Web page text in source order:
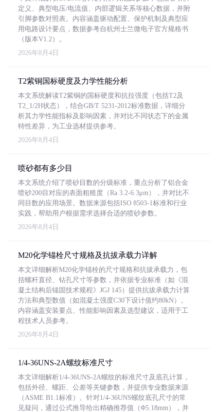
定义、典型电压/电流值、内部逻辑关系等核心数据，并附
引脚参数对照表。内容涵盖驱动配置、保护机制及典型应
用电路设计要点，数据参考自杭州士兰微电子官方规格书
（版本V1.2）。
2026年8月4日
T2紫铜国标硬度及力学性能分析
本文系统解读T2紫铜的国标硬度和抗拉强度（包括T2及
T2_1/2H状态），结合GB/T 5231-2012标准数据，详细分
析其力学性能指标及影响因素，并对比不同状态下的金属
特性差异，为工业选材提供参考。
2026年8月4日
喷砂都有多少目
本文系统介绍了喷砂目数的分级标准，重点分析了铝合金
喷砂200目对应的表面粗糙度（Ra 3.2-6.3μm），并对比不
同目数的应用场景。数据来源包括ISO 8503-1标准和行业
实践，帮助用户根据需求选择合适的喷砂参数。
2026年8月4日
M20化学锚栓尺寸规格及抗拔承载力详解
本文详细解析M20化学锚栓的尺寸规格和抗拔承载力，包
括螺杆直径、钻孔尺寸等参数，并依据专业标准（如《混
凝土结构后锚固技术规程》JGJ 145）提供抗拔承载力计算
方法和典型数值（如混凝土强度C30下设计值约80kN）。
内容涵盖安装要点、性能影响因素及选型建议，适用于工
程技术人员参考。
2026年8月4日
1/4-36UNS-2A螺纹标准尺寸
本文详细解析1/4-36UNS-2A螺纹的标准尺寸及底孔计算，
包括外径、螺距、公差等关键参数，并提供专业数据来源
（ASME B1.1标准）。针对1/4-36UNS螺纹底孔尺寸的常
见疑问，通过公式推导给出精确推荐值（Φ5.18mm），并